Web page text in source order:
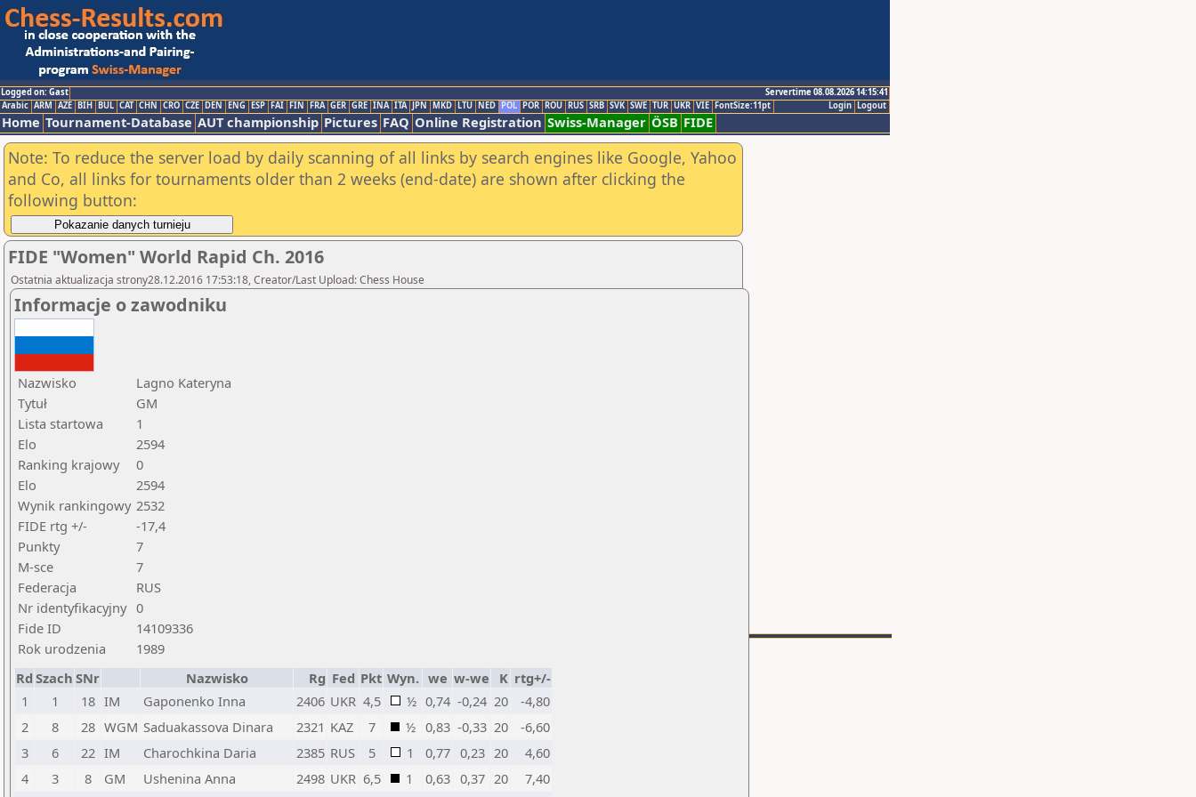
Logged on: Gast
Servertime 08.08.2026 14:15:41
Logout
Login
Arabic ARM AZE BIH BUL CAT CHN CRO CZE DEN ENG ESP FAI FIN FRA GER GRE INA ITA JPN MKD LTU NED POL POR ROU RUS SRB SVK SWE TUR UKR VIE FontSize:11pt
Home Tournament-Database AUT championship Pictures FAQ Online Registration Swiss-Manager ÖSB FIDE
Note: To reduce the server load by daily scanning of all links by search engines like Google, Yahoo
and Co, all links for tournaments older than 2 weeks (end-date) are shown after clicking the
following button:
FIDE "Women" World Rapid Ch. 2016
Ostatnia aktualizacja strony28.12.2016 17:53:18, Creator/Last Upload: Chess House
Informacje o zawodniku
Nazwisko
Lagno Kateryna
Tytuł
GM
Lista startowa
1
Elo
2594
Ranking krajowy
0
Elo
2594
Wynik rankingowy 2532
FIDE rtg +/-
-17,4
Punkty
7
M-sce
7
Federacja
RUS
Nr identyfikacyjny 0
Fide ID
14109336
Rok urodzenia
1989
Rd Szach SNr Nazwisko Rg Fed Pkt Wyn. we w-we K rtg+/-
1
1 18 IM Gaponenko Inna 2406 UKR 4,5 ½ 0,74 -0,24 20
-4,80
2
8 28 WGM Saduakassova Dinara 2321 KAZ 7 ½ 0,83 -0,33 20
-6,60
3
6 22 IM Charochkina Daria 2385 RUS 5 1 0,77 0,23 20
4,60
4
3 8 GM Ushenina Anna 2498 UKR 6,5 1 0,63 0,37 20
7,40